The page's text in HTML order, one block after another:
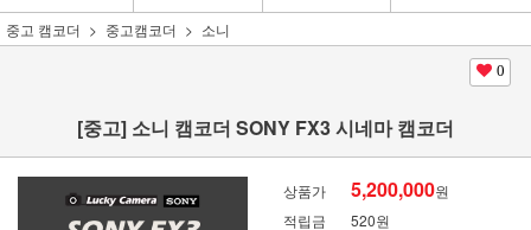
중고 캠코더
중고캠코더 소니
0
[중고] 소니 캠코더 SONY FX3 시네마 캠코더
상품가 5,200,000원
적립금
520원